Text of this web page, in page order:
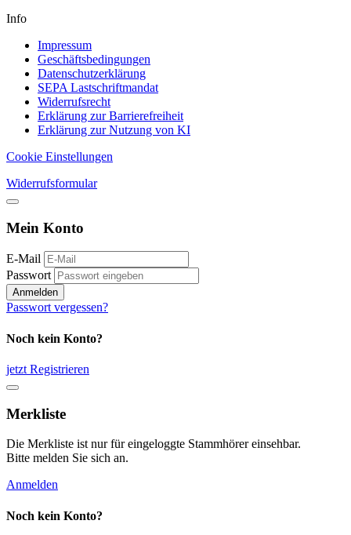
Info
Impressum
Geschäftsbedingungen
Datenschutzerklärung
SEPA Lastschriftmandat
Widerrufsrecht
Erklärung zur Barrierefreiheit
Erklärung zur Nutzung von KI
Cookie Einstellungen
Widerrufsformular
Mein Konto
E-Mail
Passwort
Anmelden
Passwort vergessen?
Noch kein Konto?
jetzt Registrieren
Merkliste
Die Merkliste ist nur für eingeloggte Stammhörer einsehbar.
Bitte melden Sie sich an.
Anmelden
Noch kein Konto?